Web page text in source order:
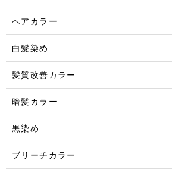
ヘアカラー
白髪染め
髪質改善カラー
暗髪カラー
黒染め
ブリーチカラー